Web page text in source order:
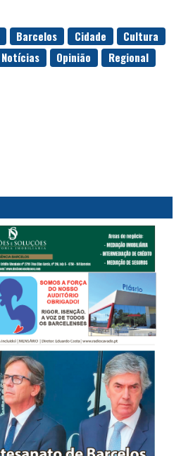
Barcelos Cidade
Cultura
Notícias Opinião
Regional